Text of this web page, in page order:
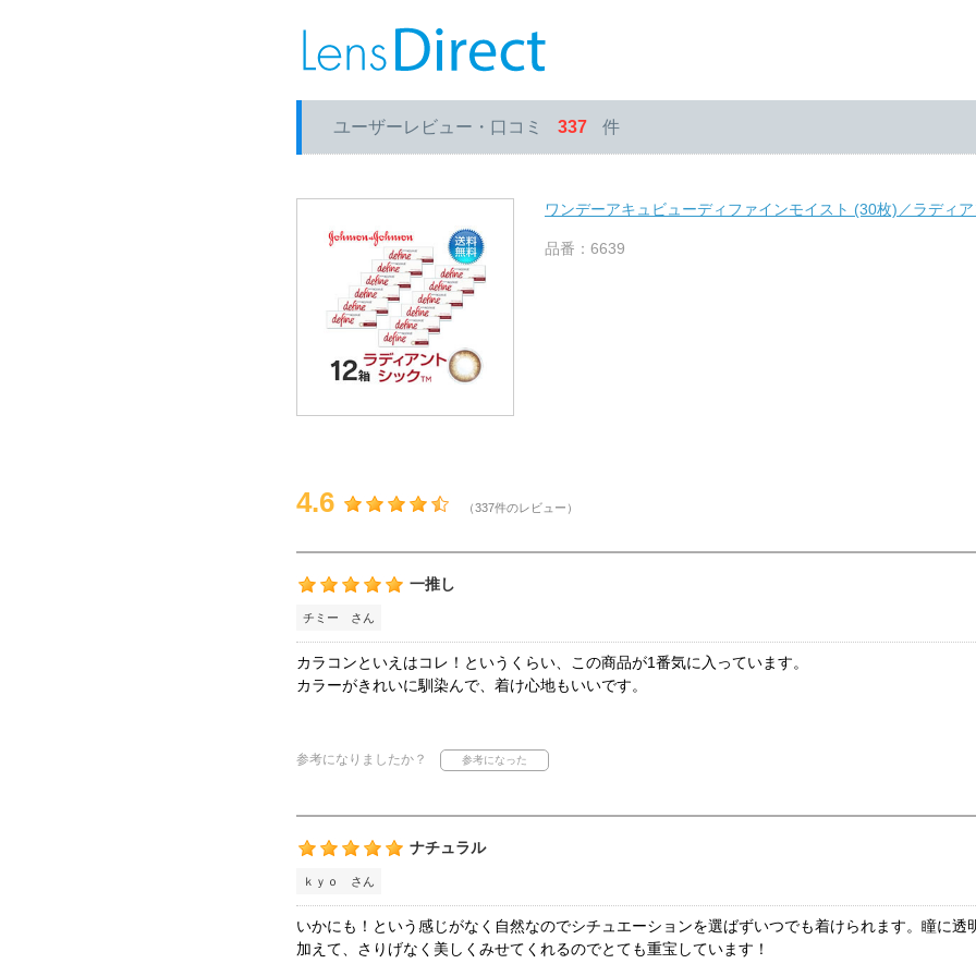
ユーザーレビュー・口コミ 337 件
ワンデーアキュビューディファインモイスト (30枚)／ラディ
品番：6639
4.6 （337件のレビュー）
一推し
チミー さん
カラコンといえはコレ！というくらい、この商品が1番気に入っています。
カラーがきれいに馴染んで、着け心地もいいです。
参考になりましたか？
ナチュラル
ｋｙｏ さん
いかにも！という感じがなく自然なのでシチュエーションを選ばずいつでも着けられます。瞳に透
加えて、さりげなく美しくみせてくれるのでとても重宝しています！